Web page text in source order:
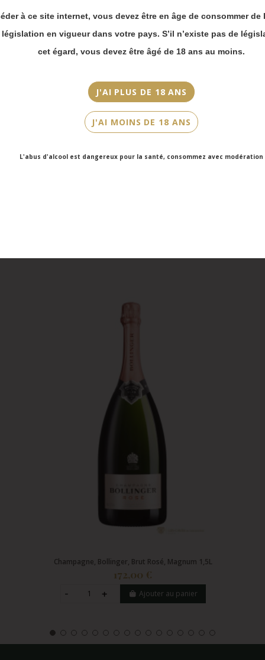
à ce site internet, vous devez être en âge de consommer de
législation en vigueur dans votre pays. S’il n’existe pas de
cet égard, vous devez être âgé de 18 ans au moins.
J'AI PLUS DE 18 ANS
J'AI MOINS DE 18 ANS
L'abus d'alcool est dangereux pour la santé, consommez avec modération
N.M
Chardonnay, Pinot Noir, Pinot Meunier
Contenance
Champagne, Bollinger, Brut Rosé, Magnum 1,5L
172,00 €
Ajouter au panier
Merci de bien
prendre en compte :
Les envois
partir du 31 août.
Les commandes
en click-and-
collect (cave
Faubourg Saint-
Victor Hugo)